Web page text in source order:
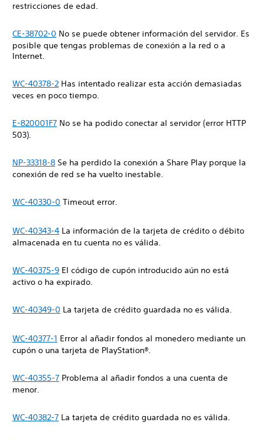
restricciones de edad.
CE-38702-0 No se puede obtener información del servidor. Es
posible que tengas problemas de conexión a la red o a
Internet.
WC-40378-2 Has intentado realizar esta acción demasiadas
veces en poco tiempo.
E-820001F7 No se ha podido conectar al servidor (error HTTP
503).
NP-33318-8 Se ha perdido la conexión a Share Play porque la
conexión de red se ha vuelto inestable.
WC-40330-0 Timeout error.
WC-40343-4 La información de la tarjeta de crédito o débito
almacenada en tu cuenta no es válida.
WC-40375-9 El código de cupón introducido aún no está
activo o ha expirado.
WC-40349-0 La tarjeta de crédito guardada no es válida.
WC-40377-1 Error al añadir fondos al monedero mediante un
cupón o una tarjeta de PlayStation®.
WC-40355-7 Problema al añadir fondos a una cuenta de
menor.
WC-40382-7 La tarjeta de crédito guardada no es válida.